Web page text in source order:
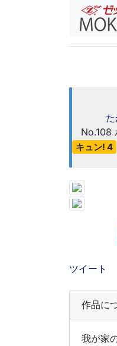
No.108
キュン! 4
ツイート
作品に
我が家